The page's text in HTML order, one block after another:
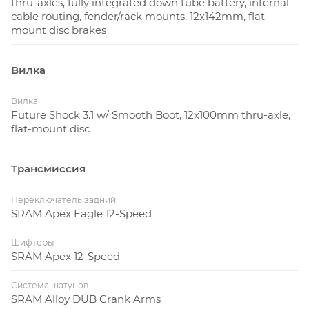
была разработана геометрия, которая подходит
всем, независимо от гендерной принадлежности.
cable routing, fender/rack mounts, 12x142mm, flat-
mount disc brakes
Вилка
Вилка
Future Shock 3.1 w/ Smooth Boot, 12x100mm thru-axle,
flat-mount disc
Трансмиссия
Переключатель задний
SRAM Apex Eagle 12-Speed
Шифтеры
SRAM Apex 12-Speed
Система шатунов
SRAM Alloy DUB Crank Arms